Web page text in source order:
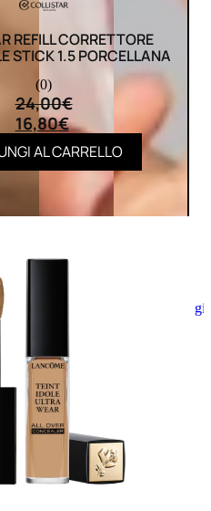
Aggiungi
REFILL CORRETTORE
STICK 1.5 PORCELLANA
(0)
24,00€
16,80€
AL CARRELLO